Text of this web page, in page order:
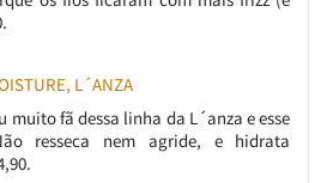
L´ANZA
muito fã dessa linha da L´anza e esse
resseca nem agride, e hidrata